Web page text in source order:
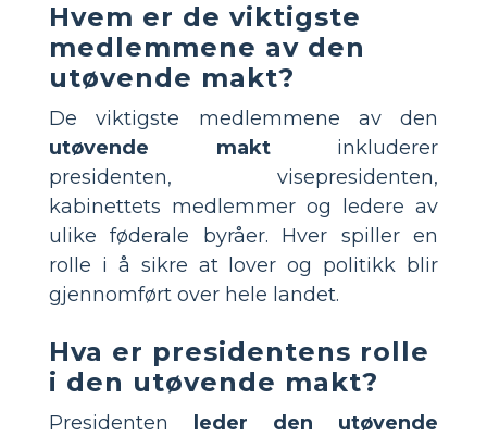
Hvem er de viktigste
medlemmene av den
utøvende makt?
De viktigste medlemmene av den
utøvende maktinkluderer
presidenten, visepresidenten,
kabinettets medlemmer og ledere av
ulike føderale byråer. Hver spiller en
rolle i å sikre at lover og politikk blir
gjennomført over hele landet.
Hva er presidentens rolle
i den utøvende makt?
Presidenten
leder den utøvende